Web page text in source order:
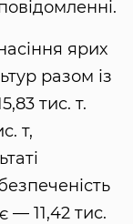
ярих
разом із
тис. т.
т,
— 11,42 тис.